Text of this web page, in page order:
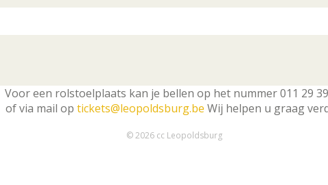
Voor een rolstoelplaats kan je bellen op het nummer 011 29
of via mail op tickets@leopoldsburg.be Wij helpen u graag
© 2026 cc Leopoldsburg